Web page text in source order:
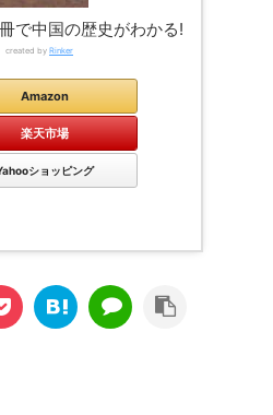
で中国の歴史がわかる!
created by Rinker
Amazon
楽天市場
ショッピング